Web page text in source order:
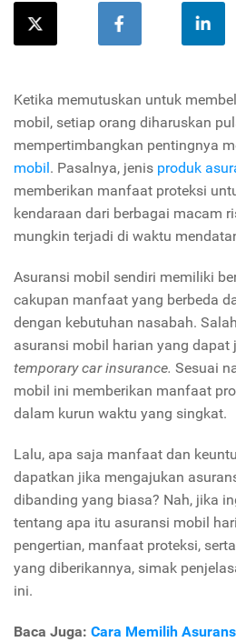
Ketika memutuskan untuk
mobil, setiap orang diharuskan
mempertimbangkan pentingnya
mobil . Pasalnya, jenis produk
memberikan manfaat proteksi
kendaraan dari berbagai macam
mungkin terjadi di waktu
Asuransi mobil sendiri memiliki
cakupan manfaat yang berbeda
dengan kebutuhan nasabah.
asuransi mobil harian yang dapat
temporary car insurance. Sesuai
mobil ini memberikan manfaat
dalam kurun waktu yang singkat.
Lalu, apa saja manfaat dan
dapatkan jika mengajukan
dibanding yang biasa? Nah, jika
tentang apa itu asuransi mobil
pengertian, manfaat proteksi,
yang diberikannya, simak
ini.
Baca Juga: Cara Memilih